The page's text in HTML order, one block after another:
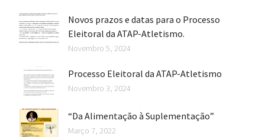
Novos prazos e datas para o Processo
Eleitoral da ATAP-Atletismo.
Novembro 5, 2024
Processo Eleitoral da ATAP-Atletismo
Novembro 3, 2024
“Da Alimentação à Suplementação”
Março 7, 2022